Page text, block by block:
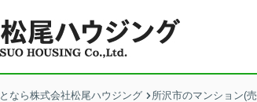
なら株式会社松尾ハウジング 所沢市のマンション(